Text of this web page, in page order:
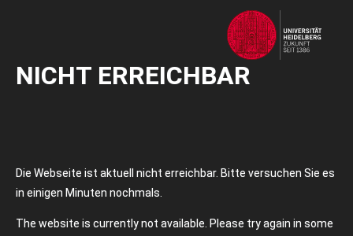
NICHT ERREICHBAR
Die Webseite ist aktuell nicht erreichbar. Bitte versuchen Sie es
in einigen Minuten nochmals.
The website is currently not available. Please try again in some